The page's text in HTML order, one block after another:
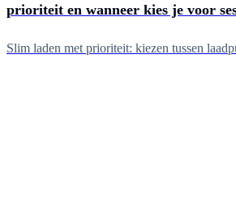
prioriteit en wanneer kies je voor
Slim laden met prioriteit: kiezen tussen